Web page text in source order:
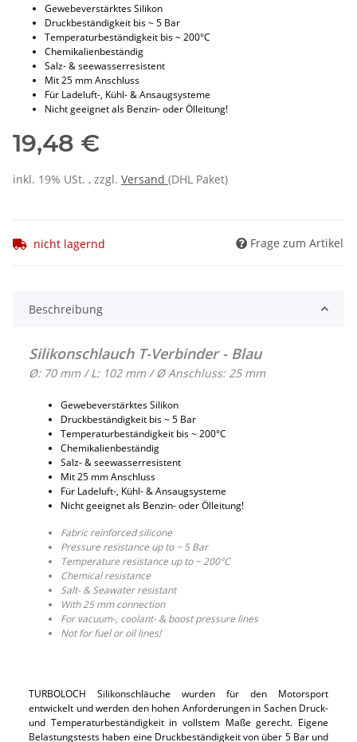
Gewebeverstärktes Silikon
Druckbeständigkeit bis ~ 5 Bar
Temperaturbeständigkeit bis ~ 200°C
Chemikalienbeständig
Salz- & seewasserresistent
Mit 25 mm Anschluss
Für Ladeluft-, Kühl- & Ansaugsysteme
Nicht geeignet als Benzin- oder Ölleitung!
19,48 €
inkl. 19% USt. , zzgl. Versand (DHL Paket)
nicht lagernd Frage zum Artikel
Beschreibung
Silikonschlauch T-Verbinder - Blau
Ø: 70 mm / L: 102 mm / Ø Anschluss: 25 mm
Gewebeverstärktes Silikon
Druckbeständigkeit bis ~ 5 Bar
Temperaturbeständigkeit bis ~ 200°C
Chemikalienbeständig
Salz- & seewasserresistent
Mit 25 mm Anschluss
Für Ladeluft-, Kühl- & Ansaugsysteme
Nicht geeignet als Benzin- oder Ölleitung!
Fabric reinforced silicone
Pressure resistance up to ~ 5 Bar
Temperature resistance up to ~ 200°C
Chemical resistance
Salt- & Seawater resistant
With 25 mm connection
For vacuum-, coolant- & boost pressure lines
Not for fuel or oil lines!
TURBOLOCH Silikonschläuche wurden für den Motorsport
entwickelt und werden den hohen Anforderungen in Sachen Druck-
und Temperaturbeständigkeit in vollstem Maße gerecht. Eigene
Belastungstests haben eine Druckbeständigkeit von über 5 Bar und